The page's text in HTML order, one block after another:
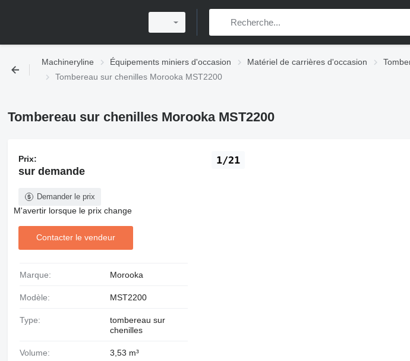
Machineryline Équipements miniers d'occasion Matériel de carrières d'occasion
Tombereau sur chenilles Morooka MST2200
Tombereau sur chenilles Morooka MST2200
1/21
Prix:
sur demande
Demander le prix
M'avertir lorsque le prix change
Contacter le vendeur
Marque: Morooka
Modèle: MST2200
Type:
tombereau sur
chenilles
Volume: 3,53 m³